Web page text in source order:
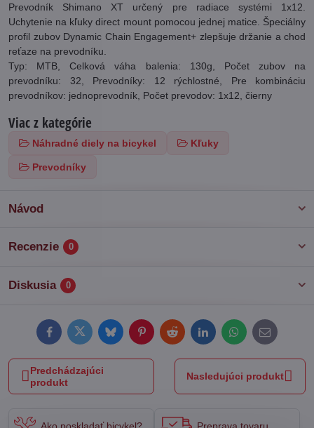
Prevodník Shimano XT určený pre radiace systémi 1x12.
Uchytenie na kľuky direct mount pomocou jednej matice. Špeciálny
profil zubov Dynamic Chain Engagement+ zlepšuje držanie a chod
reťaze na prevodníku.
Typ: MTB, Celková váha balenia: 130g, Počet zubov na
prevodníku: 32, Prevodníky: 12 rýchlostné, Pre kombináciu
prevodníkov: jednoprevodník, Počet prevodov: 1x12, čierny
Viac z kategórie
Náhradné diely na bicykel Kľuky
Prevodníky
Návod
Recenzie 0
Diskusia 0
FacebookTwitterBlueskyPinterestRedditLinkedInWhatsApp
E-
mail
Predchádzajúci
produkt
Nasledujúci produkt